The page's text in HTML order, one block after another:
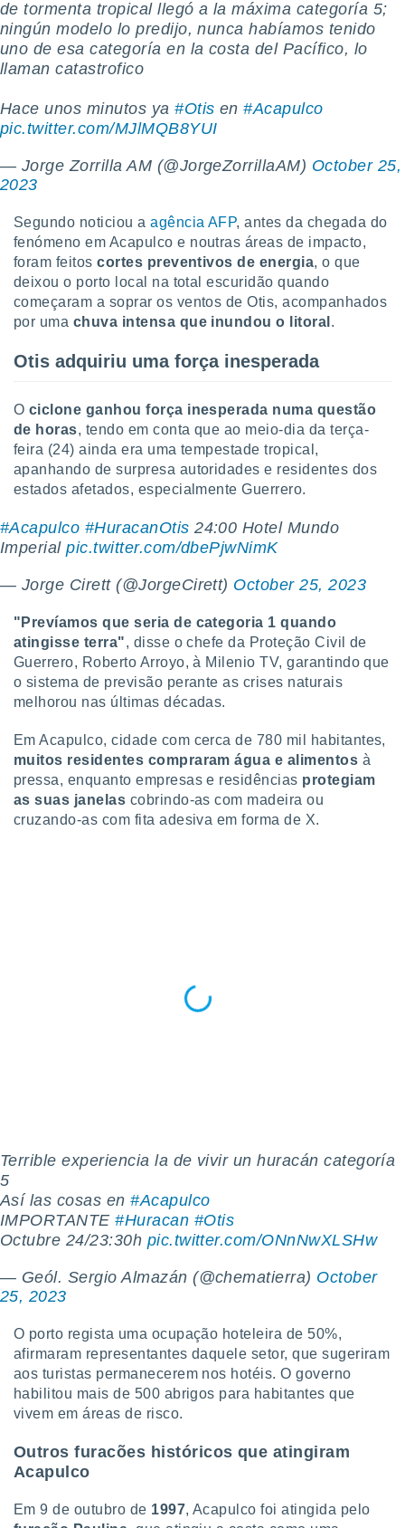
para
navegação
o
ou
de
ao
através
nós e
únicos
e
como a
IP e
possam
seus
com
tal,
seu
ou opor-
qualquer
utilizar
criar
medir
medir o
dos
os
de
de dados
fontes,
e melhorar
de tormenta tropical llegó a la máxima categoría 5;
ningún modelo lo predijo, nunca habíamos tenido
uno de esa categoría en la costa del Pacífico, lo
llaman catastrofico
Hace unos minutos ya#Otis en#Acapulco
pic.twitter.com/MJlMQB8YUI
— Jorge Zorrilla AM (@JorgeZorrillaAM) October 25,
2023
Segundo noticiou aagência AFP, antes da chegada do
fenómeno em Acapulco e noutras áreas de impacto,
foram feitoscortes preventivos de energia, o que
deixou o porto local na total escuridão quando
começaram a soprar os ventos de Otis, acompanhados
por uma chuva intensa que inundou o litoral .
Otis adquiriu uma força inesperada
O ciclone ganhou força inesperada numa questão
de horas, tendo em conta que ao meio-dia da terça-
feira (24) ainda era uma tempestade tropical,
apanhando de surpresa autoridades e residentes dos
estados afetados, especialmente Guerrero.
#Acapulco #HuracanOtis 24:00 Hotel Mundo
Imperialpic.twitter.com/dbePjwNimK
— Jorge Cirett (@JorgeCirett) October 25, 2023
"Prevíamos que seria de categoria 1 quando
atingisse terra", disse o chefe da Proteção Civil de
Guerrero, Roberto Arroyo, à Milenio TV, garantindo que
o sistema de previsão perante as crises naturais
melhorou nas últimas décadas.
Em Acapulco, cidade com cerca de 780 mil habitantes,
muitos residentes compraram água e alimentos à
pressa, enquanto empresas e residências protegiam
as suas janelas cobrindo-as com madeira ou
cruzando-as com fita adesiva em forma de X.
Terrible experiencia la de vivir un huracán categoría
5
Así las cosas en#Acapulco
IMPORTANTE#Huracan #Otis
Octubre 24/23:30h pic.twitter.com/ONnNwXLSHw
— Geól. Sergio Almazán (@chematierra) October
25, 2023
O porto regista uma ocupação hoteleira de 50%,
afirmaram representantes daquele setor, que sugeriram
aos turistas permanecerem nos hotéis. O governo
habilitou mais de 500 abrigos para habitantes que
vivem em áreas de risco.
Outros furacões históricos que atingiram
Acapulco
Em 9 de outubro de 1997, Acapulco foi atingida pelo